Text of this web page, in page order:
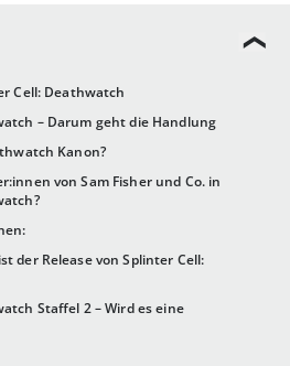
Cell: Deathwatch
– Darum geht die Handlung
Kanon?
von Sam Fisher und Co. in
der Release von Splinter Cell:
Staffel 2 – Wird es eine